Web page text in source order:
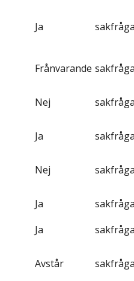
Ja
Frånvarande
Nej
Ja
Nej
Ja
Ja
Avstår